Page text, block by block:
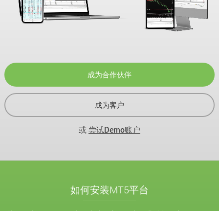
成为合作伙伴
成为客户
或尝试Demo账户
如何安装MT5平台